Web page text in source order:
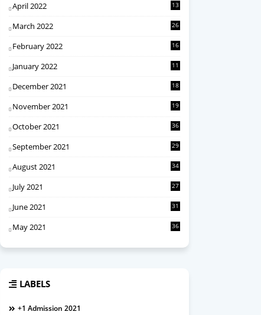
April 2022 13
March 2022 26
February 2022 16
January 2022 11
December 2021 18
November 2021 19
October 2021 36
September 2021 29
August 2021 34
July 2021 27
June 2021 31
May 2021 36
LABELS
+1 Admission 2021